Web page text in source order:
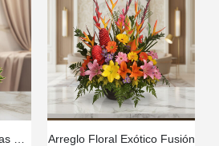
Arreglo Floral Exótico Fusión